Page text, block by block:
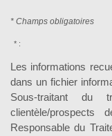
* Champs obligatoires
* :
Les informations
dans un fichier
Sous-traitant du
clientèle/
Responsable du